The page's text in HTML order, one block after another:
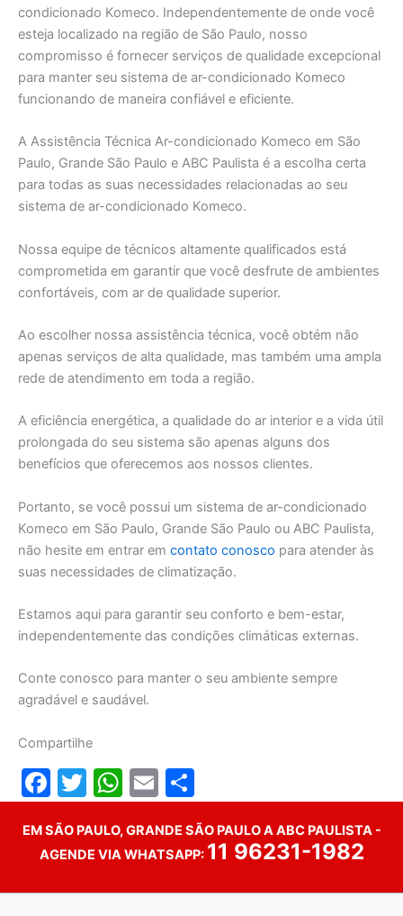
condicionado Komeco. Independentemente de onde você
esteja localizado na região de São Paulo, nosso
compromisso é fornecer serviços de qualidade excepcional
para manter seu sistema de ar-condicionado Komeco
funcionando de maneira confiável e eficiente.
A Assistência Técnica Ar-condicionado Komeco em São
Paulo, Grande São Paulo e ABC Paulista é a escolha certa
para todas as suas necessidades relacionadas ao seu
sistema de ar-condicionado Komeco.
Nossa equipe de técnicos altamente qualificados está
comprometida em garantir que você desfrute de ambientes
confortáveis, com ar de qualidade superior.
Ao escolher nossa assistência técnica, você obtém não
apenas serviços de alta qualidade, mas também uma ampla
rede de atendimento em toda a região.
A eficiência energética, a qualidade do ar interior e a vida útil
prolongada do seu sistema são apenas alguns dos
benefícios que oferecemos aos nossos clientes.
Portanto, se você possui um sistema de ar-condicionado
Komeco em São Paulo, Grande São Paulo ou ABC Paulista,
não hesite em entrar em contato conosco para atender às
suas necessidades de climatização.
Estamos aqui para garantir seu conforto e bem-estar,
independentemente das condições climáticas externas.
Conte conosco para manter o seu ambiente sempre
agradável e saudável.
Compartilhe
F
a
c
e
b
T
w
itt
er
W
h
at
s
A
E
m
ai
l
h
ar
e
EM SÃO PAULO, GRANDE SÃO PAULO A ABC PAULISTA -
AGENDE VIA WHATSAPP: 11 96231-1982